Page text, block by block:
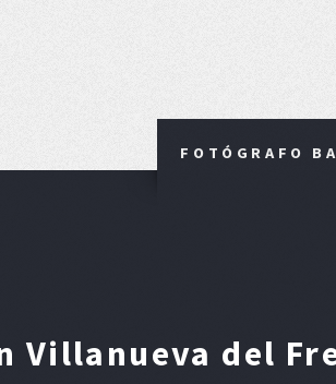
FOTÓGRAFO
Villanueva del